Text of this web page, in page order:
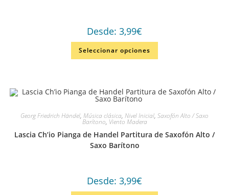
Desde: 3,99€
Seleccionar opciones
Georg Friedrich Händel, Música clásica, Nivel Inicial, Saxofón Alto / Saxo
Barítono, Viento Madera
Lascia Ch’io Pianga de Handel Partitura de Saxofón Alto /
Saxo Barítono
Desde: 3,99€